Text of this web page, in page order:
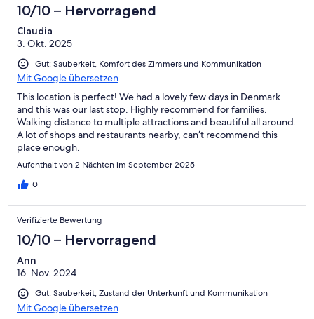
10/10 – Hervorragend
Claudia
3. Okt. 2025
Gut: Sauberkeit, Komfort des Zimmers und Kommunikation
Mit Google übersetzen
This location is perfect! We had a lovely few days in Denmark
and this was our last stop. Highly recommend for families.
Walking distance to multiple attractions and beautiful all around.
A lot of shops and restaurants nearby, can’t recommend this
place enough.
Aufenthalt von 2 Nächten im September 2025
0
Verifizierte Bewertung
10/10 – Hervorragend
Ann
16. Nov. 2024
Gut: Sauberkeit, Zustand der Unterkunft und Kommunikation
Mit Google übersetzen